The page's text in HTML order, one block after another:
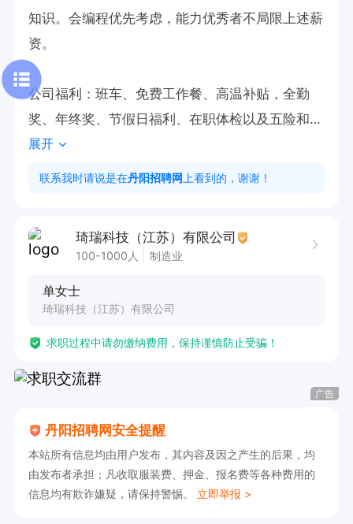
知识。会编程优先考虑，能力优秀者不局限上述薪
资。
公司福利：班车、免费工作餐、高温补贴，全勤
奖、年终奖、节假日福利、在职体检以及五险和意
外险等。
展开
联系我时请说是在丹阳招聘网 上看到的，谢谢！
琦瑞科技（江苏）有限公司
100-1000人 制造业
单女士
琦瑞科技（江苏）有限公司
求职过程中请勿缴纳费用，保持谨慎防止受骗！
广告
丹阳招聘网安全提醒
本站所有信息均由用户发布，其内容及因之产生的后果，均
由发布者承担；凡收取服装费、押金、报名费等各种费用的
信息均有欺诈嫌疑，请保持警惕。 立即举报 >